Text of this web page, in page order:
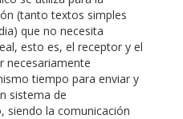
(tanto textos simples
que no necesita
esto es, el receptor y el
necesariamente
tiempo para enviar y
sistema de
siendo la comunicación